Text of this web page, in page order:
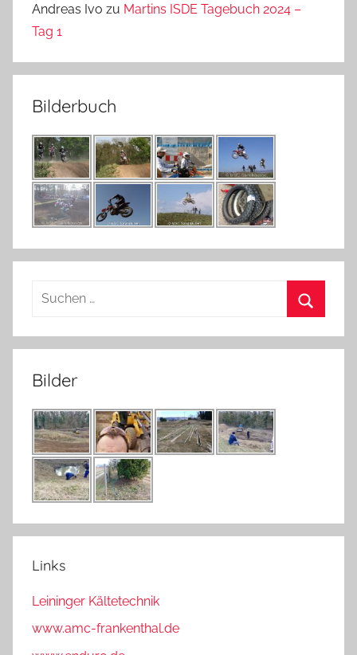
Andreas Ivo zu Martins ISDE Tagebuch 2024 –
Tag 1
Bilderbuch
Suchen
Bilder
Links
Leininger Kältetechnik
www.amc-frankenthal.de